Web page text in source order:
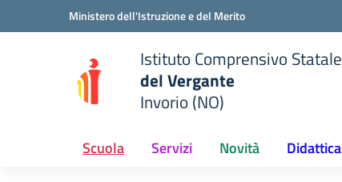
Vai ai contenuti
Vai al menu di navigazioneMinistero dell'Istruzione e del Merito
scuola
Istituto Comprensivo Statale
del Vergante
Invorio (NO)
Scuola Servizi Novità Didattica